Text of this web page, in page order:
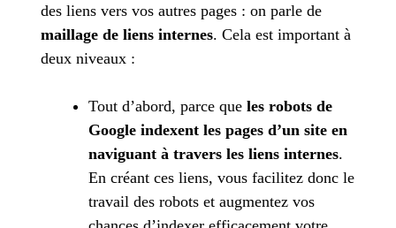
des liens vers vos autres pages : on parle de
maillage de liens internes. Cela est important à
deux niveaux :
Tout d’abord, parce que les robots de
Google indexent les pages d’un site en
naviguant à travers les liens internes.
En créant ces liens, vous facilitez donc le
travail des robots et augmentez vos